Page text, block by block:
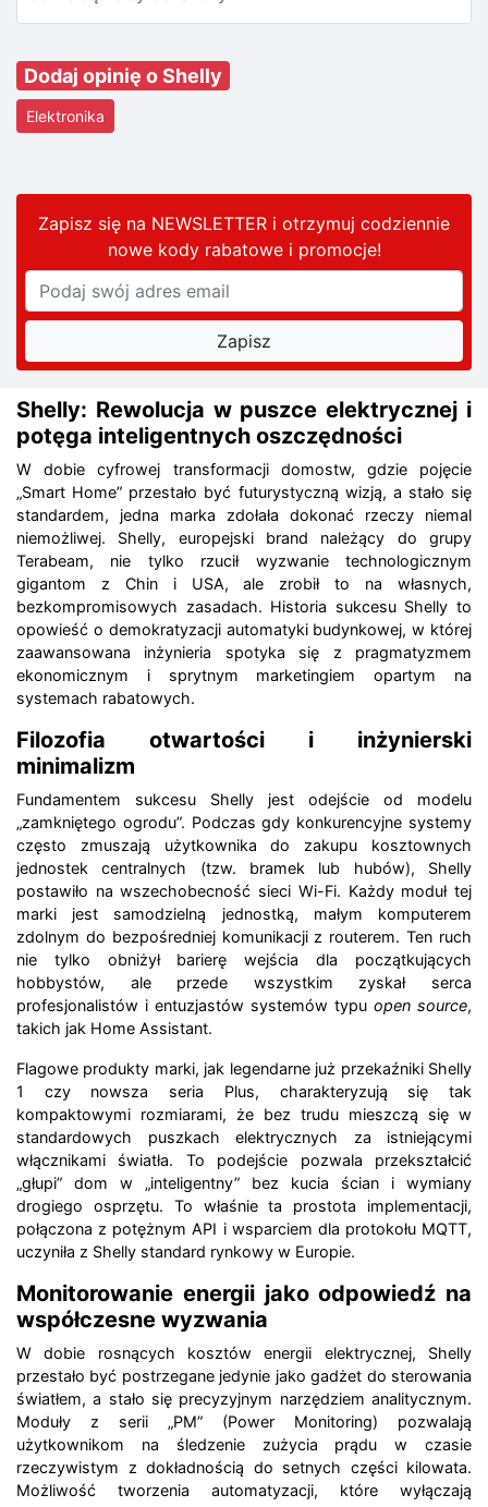
Dodaj opinię o Shelly
Elektronika
Zapisz się na NEWSLETTER i otrzymuj codziennie
nowe kody rabatowei promocje!
Shelly: Rewolucja w puszce elektrycznej i
potęga inteligentnych oszczędności
W dobie cyfrowej transformacji domostw, gdzie pojęcie
„Smart Home” przestało być futurystyczną wizją, a stało się
standardem, jedna marka zdołała dokonać rzeczy niemal
niemożliwej. Shelly, europejski brand należący do grupy
Terabeam, nie tylko rzucił wyzwanie technologicznym
gigantom z Chin i USA, ale zrobił to na własnych,
bezkompromisowych zasadach. Historia sukcesu Shelly to
opowieść o demokratyzacji automatyki budynkowej, w której
zaawansowana inżynieria spotyka się z pragmatyzmem
ekonomicznym i sprytnym marketingiem opartym na
systemach rabatowych.
Filozofia otwartości i inżynierski
minimalizm
Fundamentem sukcesu Shelly jest odejście od modelu
„zamkniętego ogrodu”. Podczas gdy konkurencyjne systemy
często zmuszają użytkownika do zakupu kosztownych
jednostek centralnych (tzw. bramek lub hubów), Shelly
postawiło na wszechobecność sieci Wi-Fi. Każdy moduł tej
marki jest samodzielną jednostką, małym komputerem
zdolnym do bezpośredniej komunikacji z routerem. Ten ruch
nie tylko obniżył barierę wejścia dla początkujących
hobbystów, ale przede wszystkim zyskał serca
profesjonalistów i entuzjastów systemów typu open source,
takich jak Home Assistant.
Flagowe produkty marki, jak legendarne już przekaźniki Shelly
1 czy nowsza seria Plus, charakteryzują się tak
kompaktowymi rozmiarami, że bez trudu mieszczą się w
standardowych puszkach elektrycznych za istniejącymi
włącznikami światła. To podejście pozwala przekształcić
„głupi” dom w „inteligentny” bez kucia ścian i wymiany
drogiego osprzętu. To właśnie ta prostota implementacji,
połączona z potężnym API i wsparciem dla protokołu MQTT,
uczyniła z Shelly standard rynkowy w Europie.
Monitorowanie energii jako odpowiedź na
współczesne wyzwania
W dobie rosnących kosztów energii elektrycznej, Shelly
przestało być postrzegane jedynie jako gadżet do sterowania
światłem, a stało się precyzyjnym narzędziem analitycznym.
Moduły z serii „PM” (Power Monitoring) pozwalają
użytkownikom na śledzenie zużycia prądu w czasie
rzeczywistym z dokładnością do setnych części kilowata.
Możliwość tworzenia automatyzacji, które wyłączają